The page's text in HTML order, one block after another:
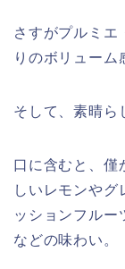
さすがプルミエ
りのボリューム
そして、素晴ら
口に含むと、僅
しいレモンやグ
ッションフルー
などの味わい。